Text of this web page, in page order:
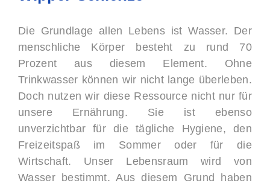
Die Grundlage allen Lebens ist Wasser. Der
menschliche Körper besteht zu rund 70
Prozent aus diesem Element. Ohne
Trinkwasser können wir nicht lange überleben.
Doch nutzen wir diese Ressource nicht nur für
unsere Ernährung. Sie ist ebenso
unverzichtbar für die tägliche Hygiene, den
Freizeitspaß im Sommer oder für die
Wirtschaft. Unser Lebensraum wird von
Wasser bestimmt. Aus diesem Grund haben